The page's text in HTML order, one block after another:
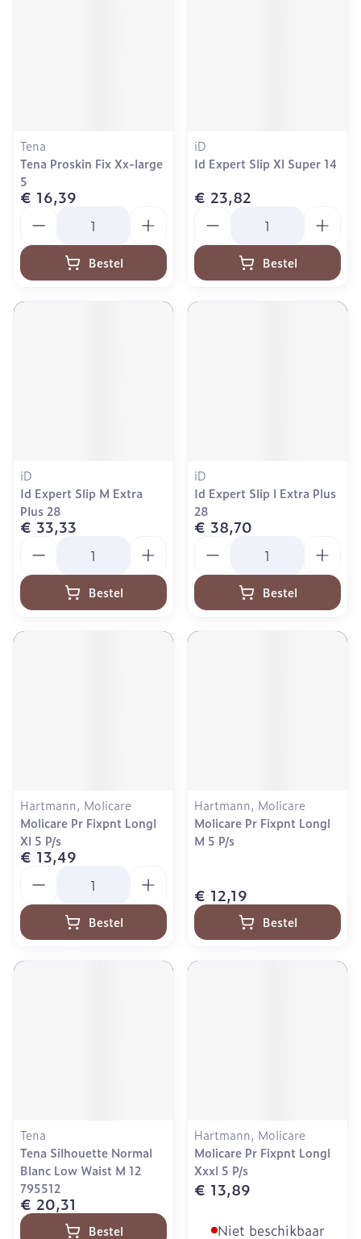
Tena
Tena Proskin Fix Xx-large
5
€ 16,39
Bestel
iD
Id Expert Slip Xl Super 14
€ 23,82
Bestel
iD
Id Expert Slip M Extra
Plus 28
€ 33,33
Bestel
iD
Id Expert Slip l Extra Plus
28
€ 38,70
Bestel
Hartmann, Molicare
Molicare Pr Fixpnt Longl
Xl 5 P/s
€ 13,49
Bestel
Hartmann, Molicare
Molicare Pr Fixpnt Longl
M 5 P/s
€ 12,19
Bestel
Tena
Tena Silhouette Normal
Blanc Low Waist M 12
795512
€ 20,31
Bestel
Hartmann, Molicare
Molicare Pr Fixpnt Longl
Xxxl 5 P/s
€ 13,89
Niet beschikbaar